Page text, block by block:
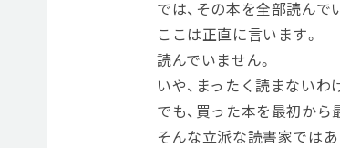
では、その本を全部読んで
ここは正直に言います。
読んでいません。
いや、まったく読まないわ
でも、買った本を最初から
そんな立派な読書家ではあ